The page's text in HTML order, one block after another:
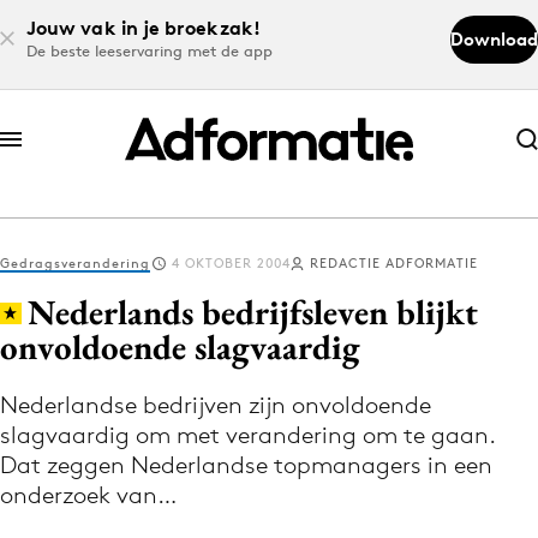
Jouw vak in je broekzak!
De beste leeservaring met de app
Download
Abonneer nu
Abonneer nu
Log in
Download de app
Volg het laatste nieuws via de Adformatie
Nieuws app
Gedragsverandering 4 OKTOBER 2004 REDACTIE ADFORMATIE
Nederlands bedrijfsleven blijkt
onvoldoende slagvaardig
Nederlandse bedrijven zijn onvoldoende
slagvaardig om met verandering om te gaan.
Dat zeggen Nederlandse topmanagers in een
onderzoek van…